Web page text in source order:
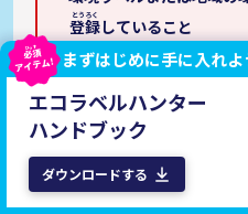
まずはじめに手に入れよ
エコラベルハンター
ハンドブック
ダウンロードする
必須
アイテム!
登録していること
探偵向けアンケート・保
レポートを
お問
みんなで減CO2